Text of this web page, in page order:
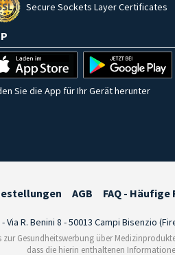
Secure Sockets Layer Certificates
Sie die App für Ihr Gerät herunter
AGB FAQ - Häufige
Via R. Benini 8 - 50013 Campi Bisenzio
Gesundheitswerbung über
dass die hierin enthaltenen